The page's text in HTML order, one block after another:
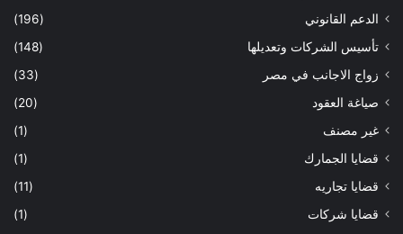
الدعم القانوني
(196)
تأسيس الشركات وتعديلها
(148)
زواج الاجانب في مصر
(33)
صياغة العقود
(20)
غير مصنف
(1)
قضايا الجمارك
(1)
قضايا تجاريه
(11)
قضايا شركات
(1)